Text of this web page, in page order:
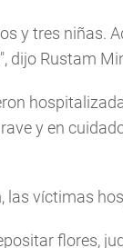
y tres niñas.
dijo Rustam
y en
víctimas
flores,